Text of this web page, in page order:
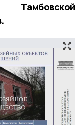
Тамбовской